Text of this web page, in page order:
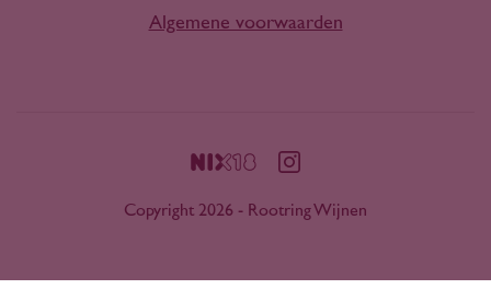
Algemene voorwaarden
Copyright 2026 - Rootring Wijnen